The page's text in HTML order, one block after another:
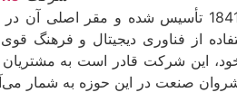
شرکت در سال 1841 تأسیس شده و
از فناوری دیجیتال و فرهنگ
این شرکت قادر است به
صنعت در این حوزه به شمار